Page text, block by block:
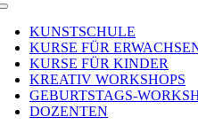
Toggle
NavigationKUNSTSCHULE
KURSE FÜR
KURSE FÜR KINDER
KREATIV WORKSHOPS
GEBURTSTAGS-
DOZENTEN